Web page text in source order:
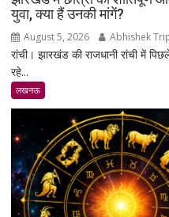
युवा, क्या हैं उनकी मांगें?
August 5, 2026 Abhishek
रांची। झारखंड की राजधानी रांची में
रहे...
लखनऊ